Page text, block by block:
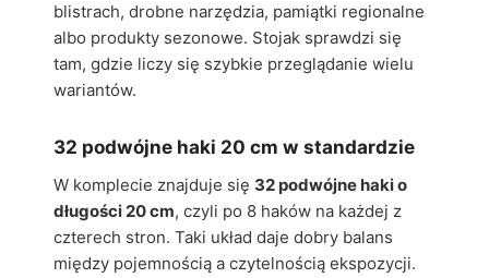
blistrach, drobne narzędzia, pamiątki regionalne
albo produkty sezonowe. Stojak sprawdzi się
tam, gdzie liczy się szybkie przeglądanie wielu
wariantów.
32 podwójne haki 20 cm w standardzie
W komplecie znajduje się 32 podwójne haki o
długości 20 cm, czyli po 8 haków na każdej z
czterech stron. Taki układ daje dobry balans
między pojemnością a czytelnością ekspozycji.